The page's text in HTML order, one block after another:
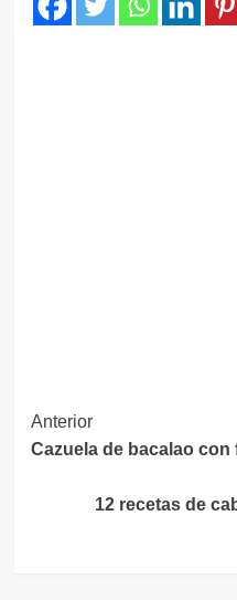
Navegación
de
entradas
Anterior
Cazuela de bacalao con
12 recetas de